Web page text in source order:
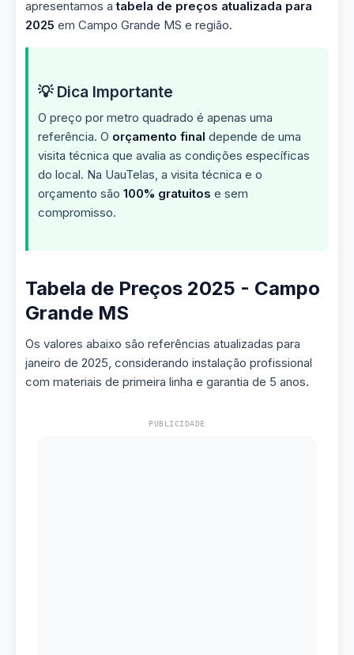
apresentamos atabela de preços atualizada para
2025 em Campo Grande MS e região.
💡 Dica Importante
O preço por metro quadrado é apenas uma
referência. O orçamento final depende de uma
visita técnica que avalia as condições específicas
do local. Na UauTelas, a visita técnica e o
orçamento são 100% gratuitos e sem
compromisso.
Tabela de Preços 2025 - Campo
Grande MS
Os valores abaixo são referências atualizadas para
janeiro de 2025, considerando instalação profissional
com materiais de primeira linha e garantia de 5 anos.
PUBLICIDADE